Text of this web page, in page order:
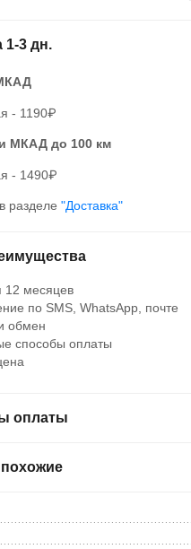
1-3 дн.
- 1190₽
МКАД до 100 км
- 1490₽
разделе "Доставка"
12 месяцев
по SMS, WhatsApp, почте
обмен
способы оплаты
оплаты